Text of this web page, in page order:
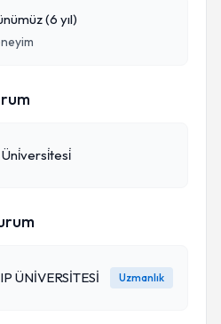
(6 yıl)
ÜNİVERSİTESİ Uzmanlık